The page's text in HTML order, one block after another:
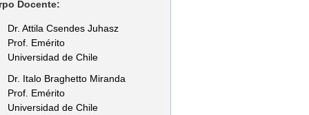
Docente:
Dr. Attila Csendes Juhasz
Prof. Emérito
Universidad de Chile
Dr. Italo Braghetto Miranda
Prof. Emérito
Universidad de Chile